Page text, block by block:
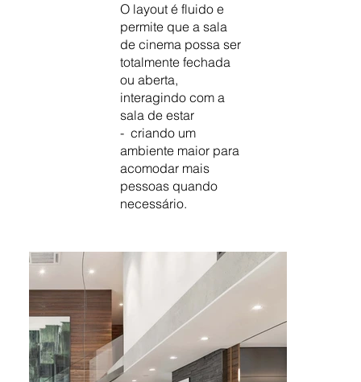
O layout é fluido e
permite que a sala
de cinema possa ser
totalmente fechada
ou aberta,
interagindo com a
sala de estar
- criando um
ambiente maior para
acomodar mais
pessoas quando
necessário.